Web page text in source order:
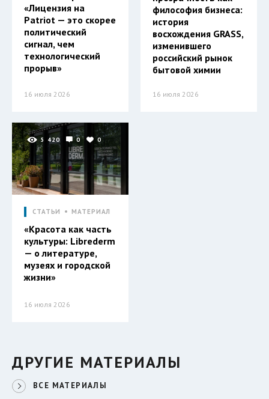
«Лицензия на
Patriot — это скорее
политический
сигнал, чем
технологический
прорыв»
16 июля 2026
философия бизнеса:
история
восхождения GRASS,
изменившего
российский рынок
бытовой химии
16 июля 2026
5 420 0 0
СТАТЬИ МАТЕРИАЛ
«Красота как часть
культуры: Librederm
— о литературе,
музеях и городской
жизни»
16 июля 2026
ДРУГИЕ МАТЕРИАЛЫ
ВСЕ МАТЕРИАЛЫ